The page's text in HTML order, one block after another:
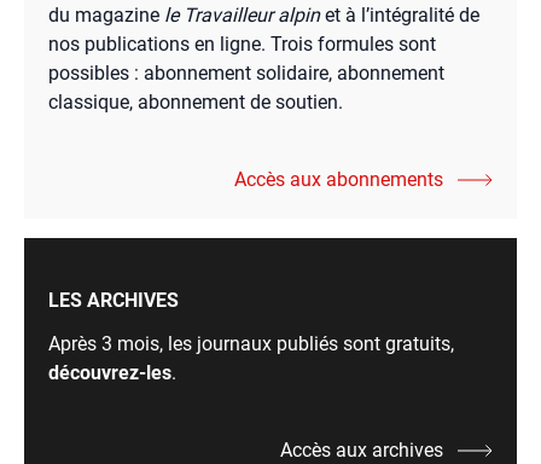
du magazine le Travailleur alpinet à l’intégralité de
nos publications en ligne. Trois formules sont
possibles : abonnement solidaire, abonnement
classique, abonnement de soutien.
Accès aux abonnements
LES ARCHIVES
Après 3 mois, les journaux publiés sont gratuits,
découvrez-les.
Accès aux archives